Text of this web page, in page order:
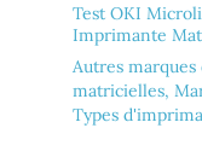
Test OKI
Imprimante
Autres
matricielles,
Types